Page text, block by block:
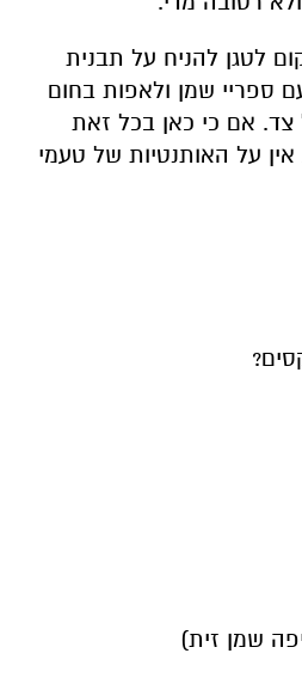
לטגן להניח על תבנית
ספריי שמן ולאפות בחום
אם כי כאן בכל זאת
על האותנטיות של טעמי